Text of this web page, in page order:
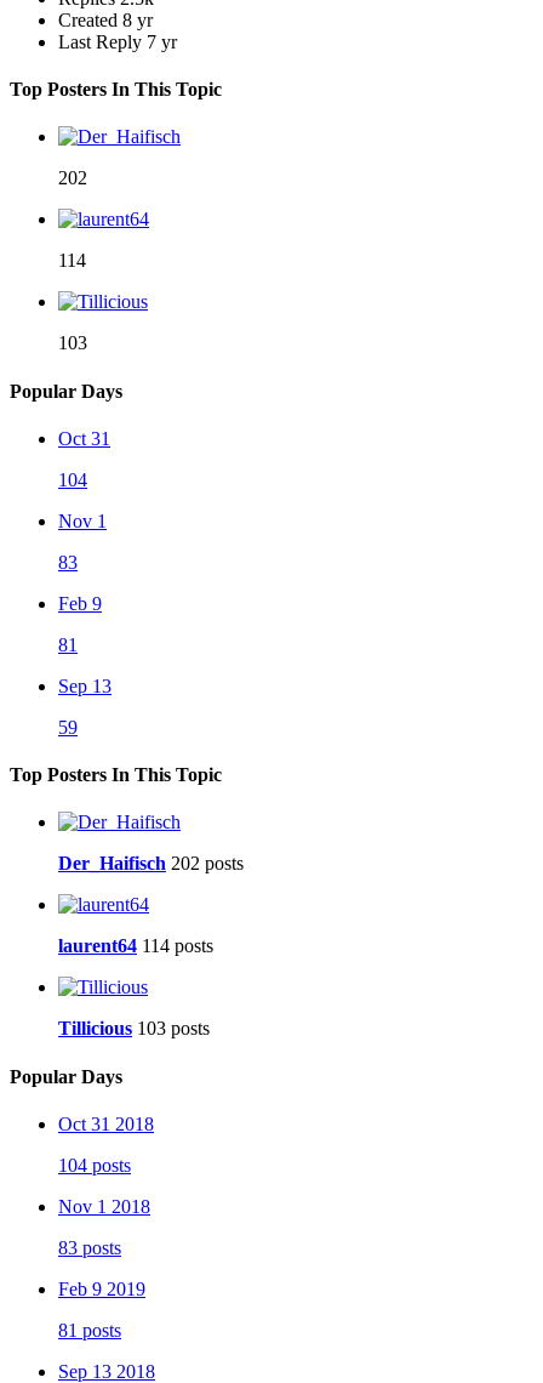
Created 8 yr
Last Reply 7 yr
Top Posters In This Topic
202
114
103
Popular Days
Oct 31
104
Nov 1
83
Feb 9
81
Sep 13
59
Top Posters In This Topic
Der_Haifisch 202 posts
laurent64 114 posts
Tillicious 103 posts
Popular Days
Oct 31 2018
104 posts
Nov 1 2018
83 posts
Feb 9 2019
81 posts
Sep 13 2018